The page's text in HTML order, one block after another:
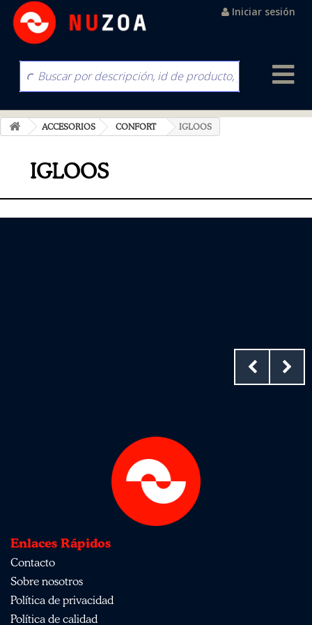
Iniciar sesión
ACCESORIOS CONFORT IGLOOS
IGLOOS
Enlaces Rápidos
Contacto
Sobre nosotros
Política de privacidad
Política de calidad